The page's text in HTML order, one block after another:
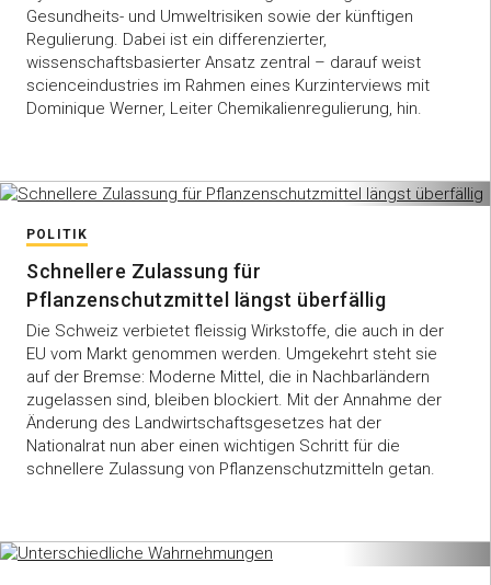
Gesundheits- und Umweltrisiken sowie der künftigen
Regulierung. Dabei ist ein differenzierter,
wissenschaftsbasierter Ansatz zentral – darauf weist
scienceindustries im Rahmen eines Kurzinterviews mit
Dominique Werner, Leiter Chemikalienregulierung, hin.
POLITIK
Schnellere Zulassung für
Pflanzenschutzmittel längst überfällig
Die Schweiz verbietet fleissig Wirkstoffe, die auch in der
EU vom Markt genommen werden. Umgekehrt steht sie
auf der Bremse: Moderne Mittel, die in Nachbarländern
zugelassen sind, bleiben blockiert. Mit der Annahme der
Änderung des Landwirtschaftsgesetzes hat der
Nationalrat nun aber einen wichtigen Schritt für die
schnellere Zulassung von Pflanzenschutzmitteln getan.